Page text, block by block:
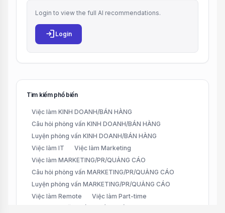
Login to view the full AI recommendations.
login Login
Tìm kiếm phổ biến
Việc làm KINH DOANH/BÁN HÀNG
Câu hỏi phỏng vấn KINH DOANH/BÁN HÀNG
Luyện phỏng vấn KINH DOANH/BÁN HÀNG
Việc làm IT
Việc làm Marketing
Việc làm MARKETING/PR/QUẢNG CÁO
Câu hỏi phỏng vấn MARKETING/PR/QUẢNG CÁO
Luyện phỏng vấn MARKETING/PR/QUẢNG CÁO
Việc làm Remote
Việc làm Part-time